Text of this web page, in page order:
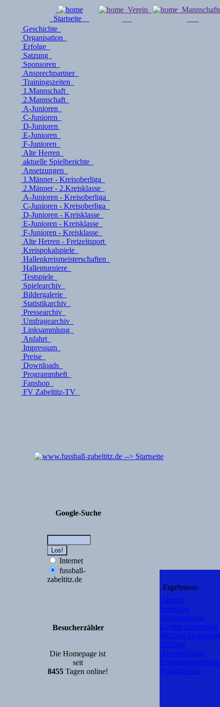
Startseite
Verein
Geschichte
Organisation
Erfolge
Satzung
Sponsoren
Ansprechpartner
Trainingszeiten
1.Mannschaft
2.Mannschaft
A-Junioren
C-Junioren
D-Junioren
E-Junioren
F-Junioren
Alte Herren
aktuelle Spielberichte
Ansetzungen
1.Männer - Kreisoberliga
2.Männer - 2.Kreisklasse
A-Junioren - Kreisoberliga
C-Junioren - Kreisoberliga
D-Junioren - Kreisklasse
E-Junioren - Kreisklasse
F-Junioren - Kreisklasse
Alte Herren - Freizeitsport
Kreispokalspiele
Hallenkreismeisterschaften
Hallenturniere
Testspiele
Spielearchiv
Bildergalerie
Statistikarchiv
Pressearchiv
Umfragearchiv
Linksammlung
Anfahrt
Impressum
Preise
Downloads
Programmheft
Fanshop
FV Zabeltitz-TV
Google-Suche
Internet
fussball-
zabeltitz.de
Besucherzähler
Die Homepage ist
seit
8455Tagen online!
-Ergebnisse-
Aktuell
Spielplan
Nachholspiele
Größte Ergebnisse
Höchste
Höchste
Auswärtssiege
Ergebnisverteilung
Häufigkeiten